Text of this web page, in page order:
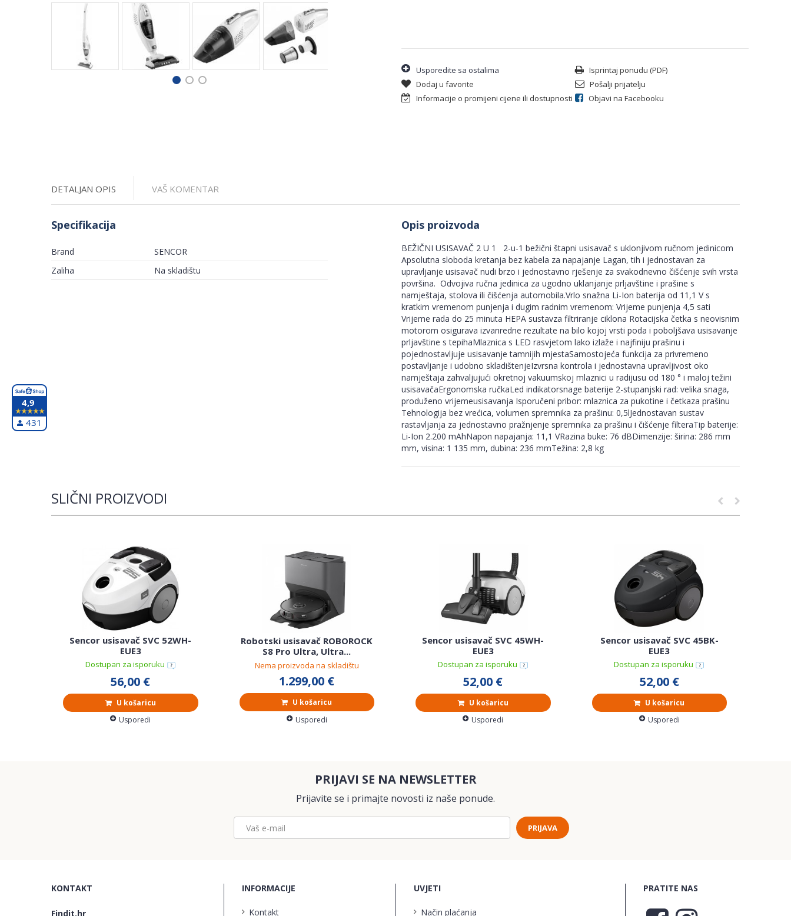
Usporedite sa ostalima
Isprintaj ponudu (PDF)
Dodaj u favorite
Pošalji prijatelju
Informacije o promijeni cijene ili dostupnosti
Objavi na Facebooku
DETALJAN OPIS VAŠ KOMENTAR
Specifikacija
Brand
SENCOR
Zaliha
Na skladištu
Opis proizvoda
BEŽIČNI USISAVAČ 2 U 1 2-u-1 bežični štapni usisavač s uklonjivom ručnom jedinicom
Apsolutna sloboda kretanja bez kabela za napajanje Lagan, tih i jednostavan za
upravljanje usisavač nudi brzo i jednostavno rješenje za svakodnevno čišćenje svih vrsta
površina. Odvojiva ručna jedinica za ugodno uklanjanje prljavštine i prašine s
namještaja, stolova ili čišćenja automobila.Vrlo snažna Li-Ion baterija od 11,1 V s
kratkim vremenom punjenja i dugim radnim vremenom: Vrijeme punjenja 4,5 sati
Vrijeme rada do 25 minuta HEPA sustavza filtriranje ciklona Rotacijska četka s neovisnim
motorom osigurava izvanredne rezultate na bilo kojoj vrsti poda i poboljšava usisavanje
prljavštine s tepihaMlaznica s LED rasvjetom lako izlaže i najfiniju prašinu i
pojednostavljuje usisavanje tamnijih mjestaSamostojeća funkcija za privremeno
postavljanje i udobno skladištenjeIzvrsna kontrola i jednostavna upravljivost oko
namještaja zahvaljujući okretnoj vakuumskoj mlaznici u radijusu od 180 ° i maloj težini
usisavačaErgonomska ručkaLed indikatorsnage baterije 2-stupanjski rad: velika snaga,
produženo vrijemeusisavanja Isporučeni pribor: mlaznica za pukotine i četkaza prašinu
Tehnologija bez vrećica, volumen spremnika za prašinu: 0,5lJednostavan sustav
rastavljanja za jednostavno pražnjenje spremnika za prašinu i čišćenje filteraTip baterije:
Li-Ion 2.200 mAhNapon napajanja: 11,1 VRazina buke: 76 dBDimenzije: širina: 286 mm
mm, visina: 1 135 mm, dubina: 236 mmTežina: 2,8 kg
SLIČNI PROIZVODI
Sencor usisavač SVC 52WH-
EUE3
Dostupan za isporuku
56,00 €
U košaricu
Usporedi
Robotski usisavač ROBOROCK
S8 Pro Ultra, Ultra...
Nema proizvoda na skladištu
1.299,00 €
U košaricu
Usporedi
Sencor usisavač SVC 45WH-
EUE3
Dostupan za isporuku
52,00 €
U košaricu
Usporedi
Sencor usisavač SVC 45BK-
EUE3
Dostupan za isporuku
52,00 €
U košaricu
Usporedi
PRIJAVI SE NA NEWSLETTER
Prijavite se i primajte novosti iz naše ponude.
PRIJAVA
KONTAKT
Findit.hr
INFORMACIJE
Kontakt
UVJETI
Način plaćanja
PRATITE NAS
4,9
431